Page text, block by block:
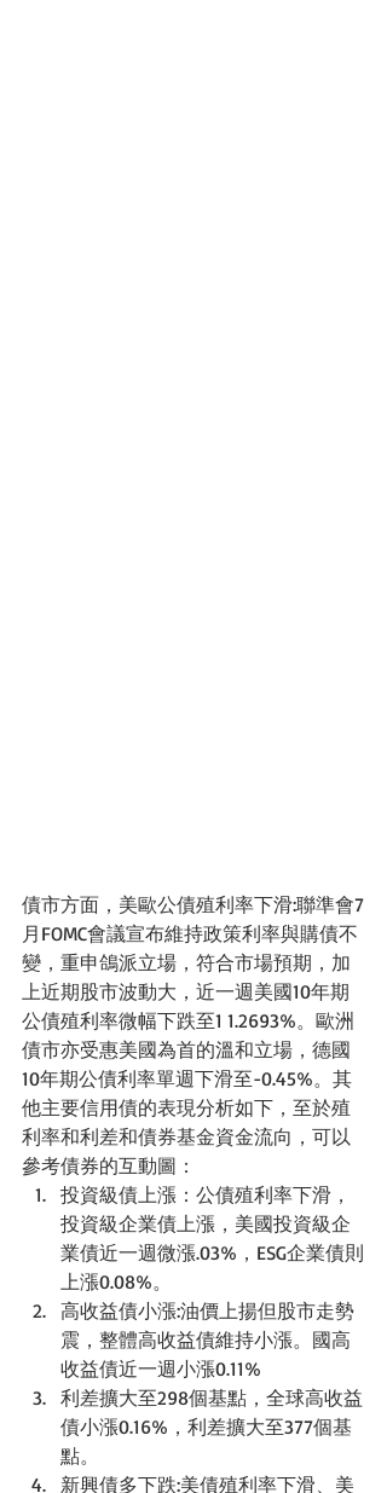
債市方面，美歐公債殖利率下滑:聯準會7
月FOMC會議宣布維持政策利率與購債不
變，重申鴿派立場，符合市場預期，加
上近期股市波動大，近一週美國10年期
公債殖利率微幅下跌至1 1.2693%。歐洲
債市亦受惠美國為首的溫和立場，德國
10年期公債利率單週下滑至-0.45%。其
他主要信用債的表現分析如下，至於殖
利率和利差和債券基金資金流向，可以
參考債券的互動圖：
投資級債上漲：公債殖利率下滑，
投資級企業債上漲，美國投資級企
業債近一週微漲.03%，ESG企業債則
上漲0.08%。
高收益債小漲:油價上揚但股市走勢
震，整體高收益債維持小漲。國高
收益債近一週小漲0.11%
利差擴大至298個基點，全球高收益
債小漲0.16%，利差擴大至377個基
點。
新興債多下跌:美債殖利率下滑、美